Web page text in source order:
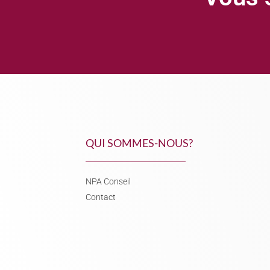
QUI SOMMES-NOUS?
NPA Conseil
Contact